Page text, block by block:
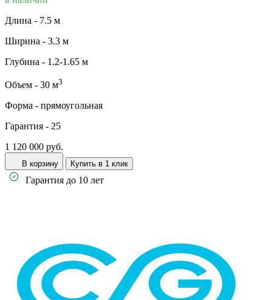
Длина - 7.5 м
Ширина - 3.3 м
Глубина - 1.2-1.65 м
Объем - 30 м3
Форма - прямоугольная
Гарантия - 25
1 120 000 руб.
В корзину Купить в 1 клик
Гарантия до 10 лет